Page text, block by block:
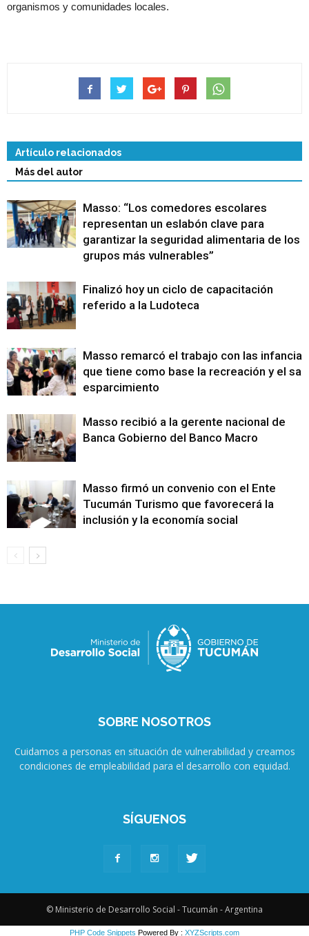
organismos y comunidades locales.
Artículo relacionados
Más del autor
Masso: “Los comedores escolares
representan un eslabón clave para
garantizar la seguridad alimentaria de los
grupos más vulnerables”
Finalizó hoy un ciclo de capacitación
referido a la Ludoteca
Masso remarcó el trabajo con las infancias
que tiene como base la recreación y el
esparcimiento
Masso recibió a la gerente nacional de
Banca Gobierno del Banco Macro
Masso firmó un convenio con el Ente
Tucumán Turismo que favorecerá la
inclusión y la economía social
SOBRE NOSOTROS
Cuidamos a personas en situación de vulnerabilidad y creamos
condiciones de empleabilidad para el desarrollo con equidad.
SÍGUENOS
© Ministerio de Desarrollo Social - Tucumán - Argentina
PHP Code Snippets Powered By : XYZScripts.com